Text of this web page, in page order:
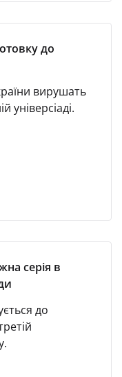
до
вирушать
універсіаді.
серія в
до